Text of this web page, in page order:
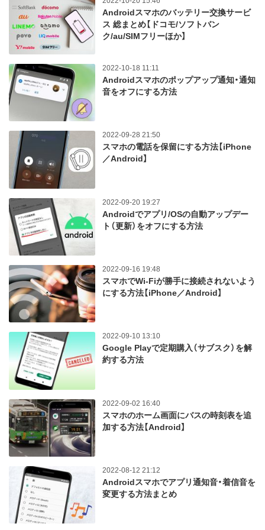
Androidスマホのバッテリー交換サービ
ス 総まとめ【ドコモ/ソフトバン
ク/au/SIMフリーほか】
2022-10-18 11:11
Androidスマホのポップアップ通知・通知
音をオフにする方法
2022-09-28 21:50
スマホの電話を保留にする方法【iPhone
／Android】
2022-09-20 19:27
Androidでアプリ/OSの自動アップデー
ト（更新）をオフにする方法
2022-09-16 19:48
スマホでWi-Fiが勝手に接続されないよう
にする方法【iPhone／Android】
2022-09-10 13:10
Google Playで定期購入（サブスク）を解
約する方法
2022-09-02 16:40
スマホのホーム画面にバスの時刻表を追
加する方法【Android】
2022-08-12 21:12
Androidスマホでアプリ通知音・着信音を
変更する方法まとめ